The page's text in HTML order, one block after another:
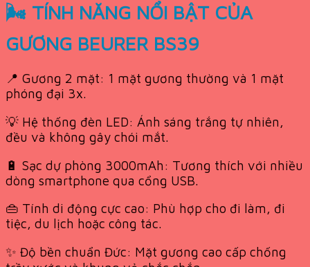
🌬 TÍNH NĂNG NỔI BẬT CỦA
GƯƠNG BEURER BS39
📍 Gương 2 mặt: 1 mặt gương thường và 1 mặt
phóng đại 3x.
💡 Hệ thống đèn LED: Ánh sáng trắng tự nhiên,
đều và không gây chói mắt.
🔋 Sạc dự phòng 3000mAh: Tương thích với nhiều
dòng smartphone qua cổng USB.
👜 Tính di động cực cao: Phù hợp cho đi làm, đi
tiệc, du lịch hoặc công tác.
✨ Độ bền chuẩn Đức: Mặt gương cao cấp chống